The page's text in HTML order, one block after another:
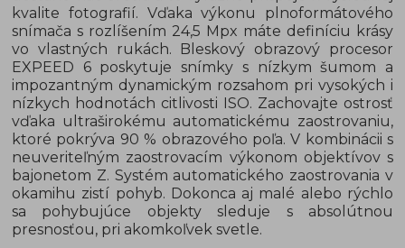
kvalite fotografií. Vďaka výkonu plnoformátového
snímača s rozlíšením 24,5 Mpx máte definíciu krásy
vo vlastných rukách. Bleskový obrazový procesor
EXPEED 6 poskytuje snímky s nízkym šumom a
impozantným dynamickým rozsahom pri vysokých i
nízkych hodnotách citlivosti ISO. Zachovajte ostrosť
vďaka ultraširokému automatickému zaostrovaniu,
ktoré pokrýva 90 % obrazového poľa. V kombinácii s
neuveriteľným zaostrovacím výkonom objektívov s
bajonetom Z. Systém automatického zaostrovania v
okamihu zistí pohyb. Dokonca aj malé alebo rýchlo
sa pohybujúce objekty sleduje s absolútnou
presnosťou, pri akomkoľvek svetle.